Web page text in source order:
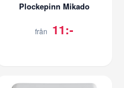
Plockepinn Mikado
från 11:-